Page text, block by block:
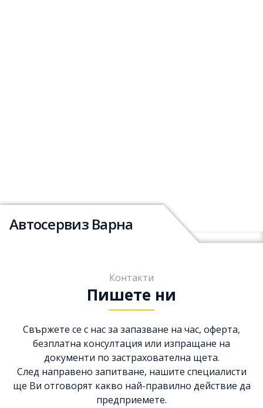
Автосервиз Варна
Контакти
Пишете ни
Свържете се с нас за запазване на час, оферта,
безплатна консултация или изпращане на
документи по застрахователна щета.
След направено запитване, нашите специалисти
ще Ви отговорят какво най-правилно действие да
предприемете.